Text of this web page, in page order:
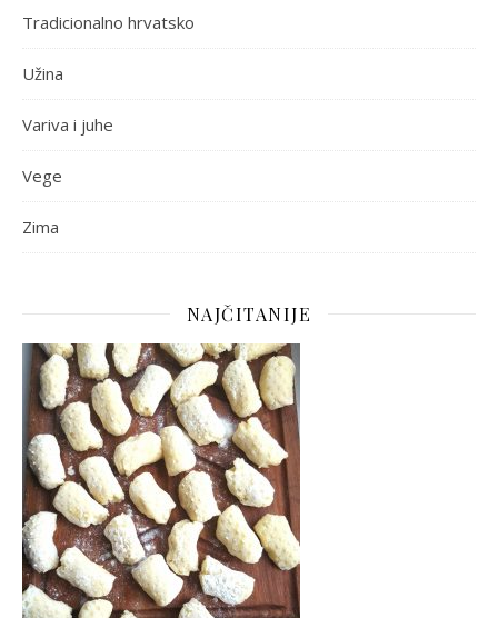
Tradicionalno hrvatsko
Užina
Variva i juhe
Vege
Zima
NAJČITANIJE